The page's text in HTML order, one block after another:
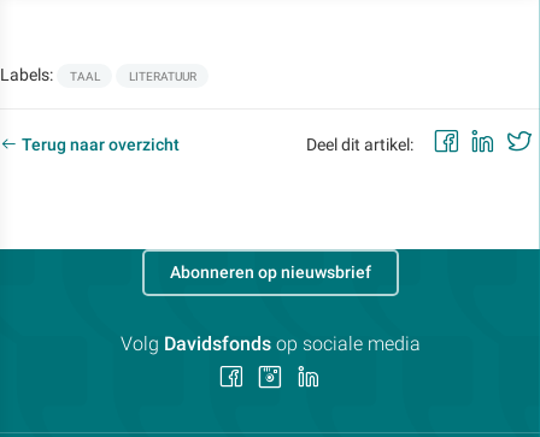
Labels: TAAL LITERATUUR
Terug naar overzicht Deel dit artikel:
Abonneren op nieuwsbrief
Volg Davidsfondsop sociale media
Volg
ons
Volg